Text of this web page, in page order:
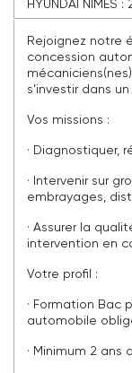
HYUNDAI
Rejoignez notre
concession
s’investir dans
Vos missions :
· Diagnostiquer,
· Intervenir sur
embrayages,
· Assurer la
intervention en
Votre profil :
· Formation Bac
automobile
· Minimum 2 ans